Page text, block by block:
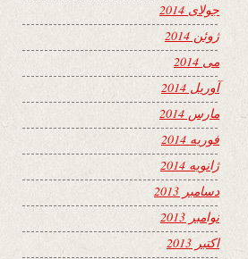
جولای 2014
ژوئن 2014
می 2014
آوریل 2014
مارس 2014
فوریه 2014
ژانویه 2014
دسامبر 2013
نوامبر 2013
اکتبر 2013